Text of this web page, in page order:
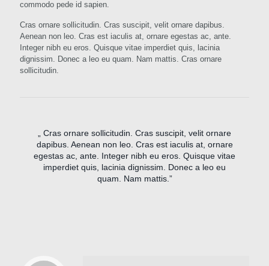
commodo pede id sapien.
Cras ornare sollicitudin. Cras suscipit, velit ornare dapibus.
Aenean non leo. Cras est iaculis at, ornare egestas ac, ante.
Integer nibh eu eros. Quisque vitae imperdiet quis, lacinia
dignissim. Donec a leo eu quam. Nam mattis. Cras ornare
sollicitudin.
„ Cras ornare sollicitudin. Cras suscipit, velit ornare
dapibus. Aenean non leo. Cras est iaculis at, ornare
egestas ac, ante. Integer nibh eu eros. Quisque vitae
imperdiet quis, lacinia dignissim. Donec a leo eu
quam. Nam mattis.”